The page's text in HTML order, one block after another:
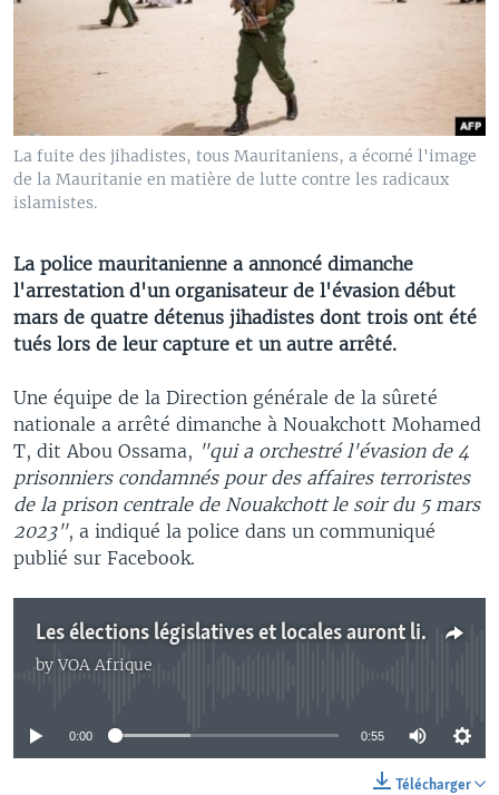
La fuite des jihadistes, tous Mauritaniens, a écorné l'image
de la Mauritanie en matière de lutte contre les radicaux
islamistes.
La police mauritanienne a annoncé dimanche
l'arrestation d'un organisateur de l'évasion début
mars de quatre détenus jihadistes dont trois ont été
tués lors de leur capture et un autre arrêté.
Une équipe de la Direction générale de la sûreté
nationale a arrêté dimanche à Nouakchott Mohamed
T, dit Abou Ossama, "qui a orchestré l'évasion de 4
prisonniers condamnés pour des affaires terroristes
de la prison centrale de Nouakchott le soir du 5 mars
2023", a indiqué la police dans un communiqué
publié sur Facebook.
Les élections législatives et locales auront lieu le 13 mai en Mauritanie
byVOA Afrique
No media source currently available
0:00 0:55
Télécharger